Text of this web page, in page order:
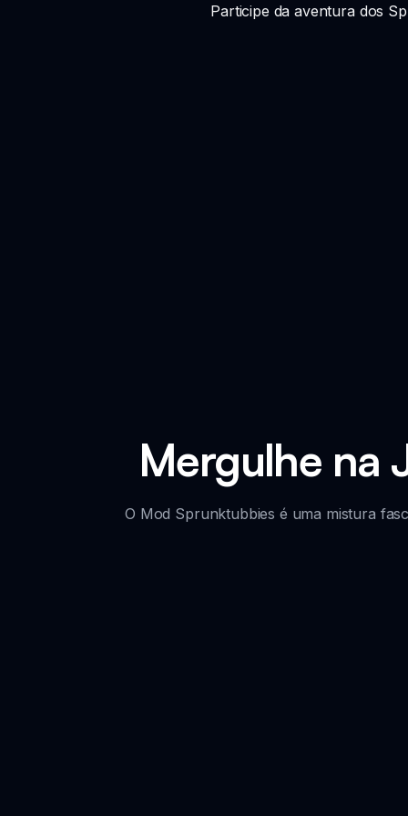
Participe da aventura dos
Mergulhe na
O Mod Sprunktubbies é uma mistura